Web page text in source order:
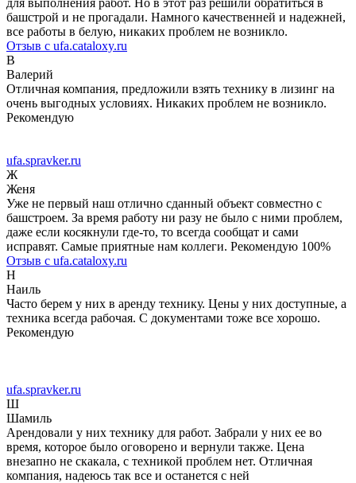
башстрой и не прогадали. Намного качественней и надежней,
все работы в белую, никаких проблем не возникло.
Отзыв с ufa.cataloxy.ru
В
Валерий
Отличная компания, предложили взять технику в лизинг на
очень выгодных условиях. Никаких проблем не возникло.
Рекомендую
ufa.spravker.ru
Ж
Женя
Уже не первый наш отлично сданный объект совместно с
башстроем. За время работу ни разу не было с ними проблем,
даже если косякнули где-то, то всегда сообщат и сами
исправят. Самые приятные нам коллеги. Рекомендую 100%
Отзыв с ufa.cataloxy.ru
Н
Наиль
Часто берем у них в аренду технику. Цены у них доступные, а
техника всегда рабочая. С документами тоже все хорошо.
Рекомендую
ufa.spravker.ru
Ш
Шамиль
Арендовали у них технику для работ. Забрали у них ее во
время, которое было оговорено и вернули также. Цена
внезапно не скакала, с техникой проблем нет. Отличная
компания, надеюсь так все и останется с ней